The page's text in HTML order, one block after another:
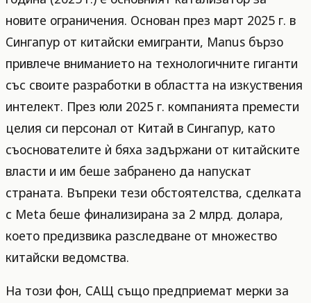
новите ограничения. Основан през март 2025 г. в
Сингапур от китайски емигранти, Manus бързо
привлече вниманието на технологичните гиганти
със своите разработки в областта на изкуствения
интелект. През юли 2025 г. компанията премести
целия си персонал от Китай в Сингапур, като
съоснователите ѝ бяха задържани от китайските
власти и им беше забранено да напускат
страната. Въпреки тези обстоятелства, сделката
с Meta беше финализирана за 2 млрд. долара,
което предизвика разследване от множество
китайски ведомства.
На този фон, САЩ също предприемат мерки за